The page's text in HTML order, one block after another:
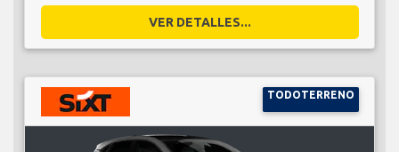
VER DETALLES...
TODOTERRENO